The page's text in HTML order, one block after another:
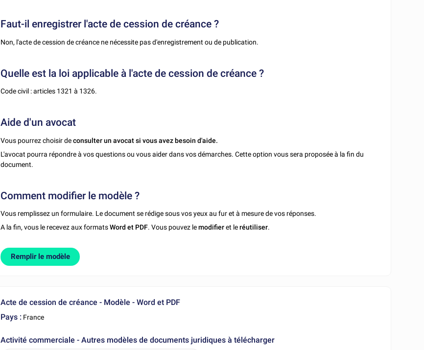
Faut-il enregistrer l'acte de cession de créance ?
Non, l'acte de cession de créance ne nécessite pas d'enregistrement ou de publication.
Quelle est la loi applicable à l'acte de cession de créance ?
Code civil : articles 1321 à 1326.
Aide d'un avocat
Vous pourrez choisir deconsulter un avocat si vous avez besoin d'aide.
L'avocat pourra répondre à vos questions ou vous aider dans vos démarches. Cette option vous sera proposée à la fin du
document.
Comment modifier le modèle ?
Vous remplissez un formulaire. Le document se rédige sous vos yeux au fur et à mesure de vos réponses.
A la fin, vous le recevez aux formatsWord et PDF. Vous pouvez lemodifieret leréutiliser.
Remplir le modèle
Acte de cession de créance - Modèle - Word et PDF
Pays : France
Activité commerciale - Autres modèles de documents juridiques à télécharger